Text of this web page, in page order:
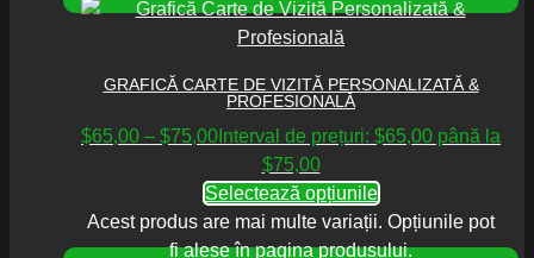
GRAFICĂ CARTE DE VIZITĂ PERSONALIZATĂ &
PROFESIONALĂ
$65,00 – $75,00 Interval de prețuri: $65,00 până la
$75,00
Selectează opțiunile
Acest produs are mai multe variații. Opțiunile pot
fi alese în pagina produsului.